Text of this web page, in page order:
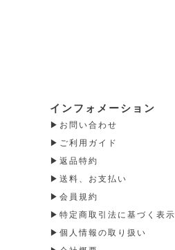
インフォメーション
お問い合わせ
ご利用ガイド
返品特約
送料、お支払い
会員規約
特定商取引法に基づく表示
個人情報の取り扱い